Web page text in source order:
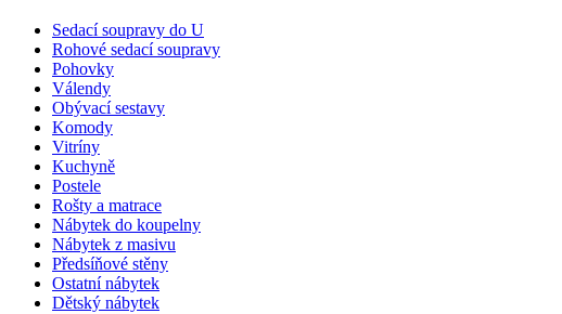
Sedací soupravy do U
Rohové sedací soupravy
Pohovky
Válendy
Obývací sestavy
Komody
Vitríny
Kuchyně
Postele
Rošty a matrace
Nábytek do koupelny
Nábytek z masivu
Předsíňové stěny
Ostatní nábytek
Dětský nábytek